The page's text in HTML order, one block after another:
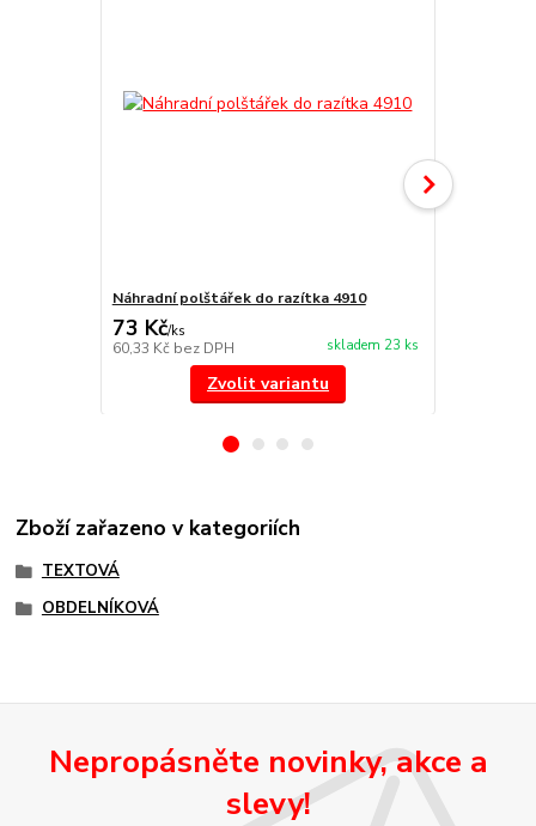
Náhradní polštářek do razítka 4910
73 Kč/ks
60,33 Kč bez DPH skladem 23 ks
Zvolit variantu
Zboží zařazeno v kategoriích
TEXTOVÁ
OBDELNÍKOVÁ
Nepropásněte novinky, akce a
slevy!